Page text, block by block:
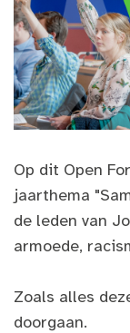
Op dit Open
jaarthema
de leden van
armoede,
Zoals alles
doorgaan.